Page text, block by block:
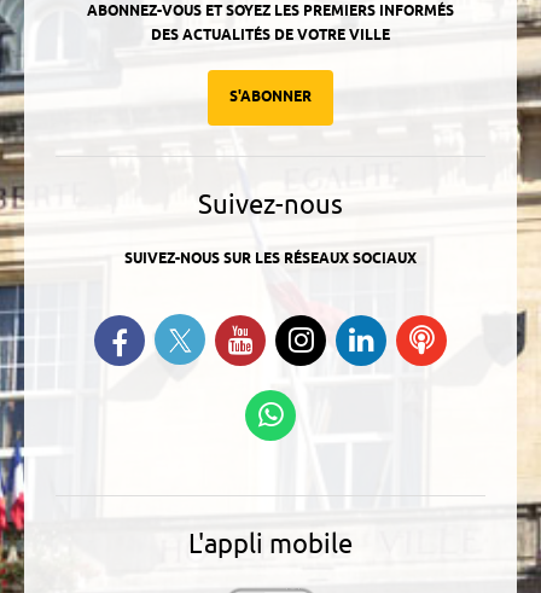
ABONNEZ-VOUS ET SOYEZ LES PREMIERS INFORMÉS
DES ACTUALITÉS DE VOTRE VILLE
S'ABONNER
Suivez-nous
SUIVEZ-NOUS SUR LES RÉSEAUX SOCIAUX
Retrouvez-nous sur Facebook
Suivez-nous sur Twitter
Suivez-nous sur YouTube
Suivez-nous sur
Instagram
Retrouvez-
nous sur
Ecoutez
L'appli mobile